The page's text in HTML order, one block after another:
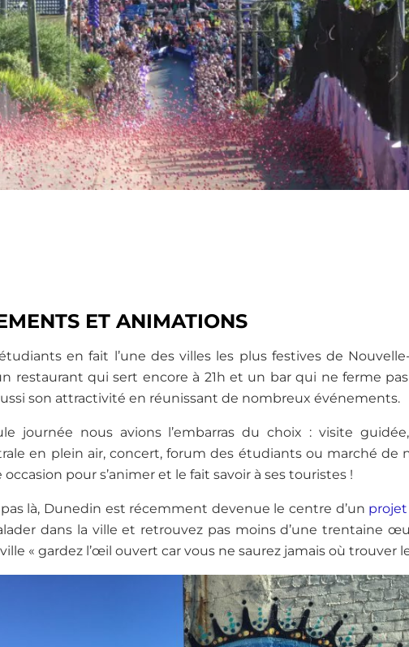
ET ANIMATIONS
en fait l’une des villes les plus festives de
restaurant qui sert encore à 21h et un bar qui ne ferme pas
son attractivité en réunissant de nombreux événements.
journée nous avions l’embarras du choix : visite
en plein air, concert, forum des étudiants ou marché de
pour s’animer et le fait savoir à ses touristes !
pas là, Dunedin est récemment devenue le centre d’un
dans la ville et retrouvez pas moins d’une trentaine
« gardez l’œil ouvert car vous ne saurez jamais où trouver